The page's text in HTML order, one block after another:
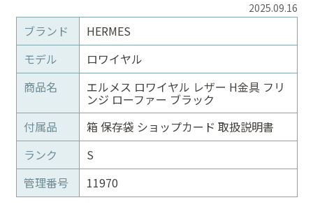
2025.09.16
ブランド
HERMES
モデル
ロワイヤル
商品名
エルメス ロワイヤル レザー H金具 フリ
ンジ ローファー ブラック
付属品
箱 保存袋 ショップカード 取扱説明書
ランク
S
管理番号
11970